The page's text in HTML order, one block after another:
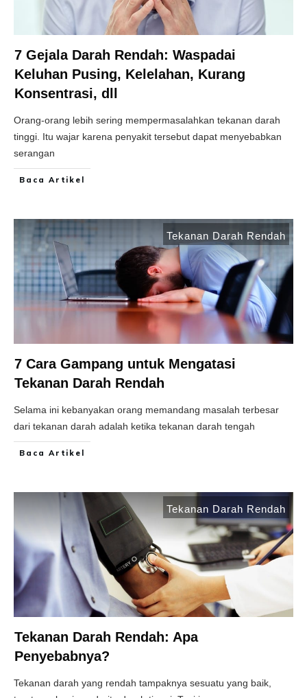
7 Gejala Darah Rendah: Waspadai
Keluhan Pusing, Kelelahan, Kurang
Konsentrasi, dll
Orang-orang lebih sering mempermasalahkan tekanan darah
tinggi. Itu wajar karena penyakit tersebut dapat menyebabkan
serangan
Baca Artikel
Tekanan Darah Rendah
7 Cara Gampang untuk Mengatasi
Tekanan Darah Rendah
Selama ini kebanyakan orang memandang masalah terbesar
dari tekanan darah adalah ketika tekanan darah tengah
Baca Artikel
Tekanan Darah Rendah
Tekanan Darah Rendah: Apa
Penyebabnya?
Tekanan darah yang rendah tampaknya sesuatu yang baik,